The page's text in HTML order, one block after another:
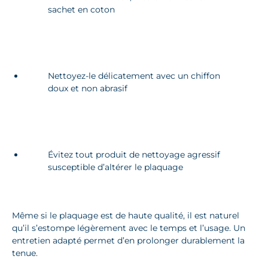
sachet en coton
Nettoyez-le délicatement avec un chiffon
doux et non abrasif
Évitez tout produit de nettoyage agressif
susceptible d’altérer le plaquage
Même si le plaquage est de haute qualité, il est naturel
qu’il s’estompe légèrement avec le temps et l’usage. Un
entretien adapté permet d’en prolonger durablement la
tenue.